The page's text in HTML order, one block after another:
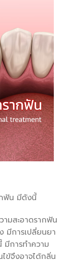
ฟัน มีดังนี้
มสะอาดรากฟัน
มีการเปลี่ยนยา
มีการทำความ
ข้จึงอาจได้กลิ่น